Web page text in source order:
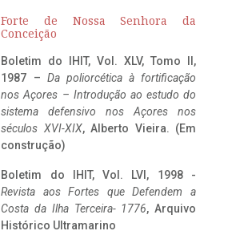
Forte de Nossa Senhora da
Conceição
Boletim do IHIT, Vol. XLV, Tomo II,
1987 – Da poliorcética à fortificação
nos Açores – Introdução ao estudo do
sistema defensivo nos Açores nos
séculos XVI-XIX, Alberto Vieira. (Em
construção)
Boletim do IHIT, Vol. LVI, 1998 -
Revista aos Fortes que Defendem a
Costa da Ilha Terceira- 1776, Arquivo
Histórico Ultramarino